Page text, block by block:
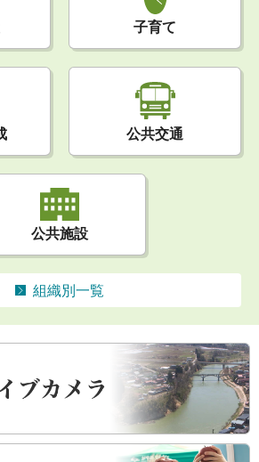
子育て
公共交通
公共施設
組織別一覧